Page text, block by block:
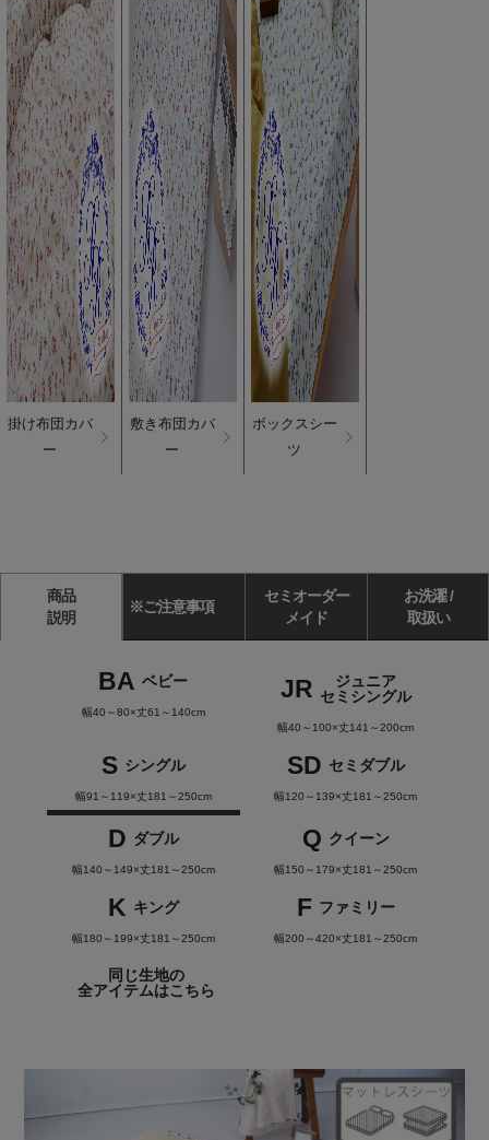
掛け布団カバ
ー
敷き布団カバ
ー
ボックスシー
ツ
商品
説明
※ご注意事項
セミオーダー
メイド
お洗濯 /
取扱い
BA ベビー
幅40～80×丈61～140cm
JR
ジュニア
セミシングル
幅40～100×丈141～200cm
S シングル
幅91～119×丈181～250cm
SD セミダブル
幅120～139×丈181～250cm
D ダブル
幅140～149×丈181～250cm
Q クイーン
幅150～179×丈181～250cm
K キング
幅180～199×丈181～250cm
F ファミリー
幅200～420×丈181～250cm
同じ生地の
全アイテムはこちら